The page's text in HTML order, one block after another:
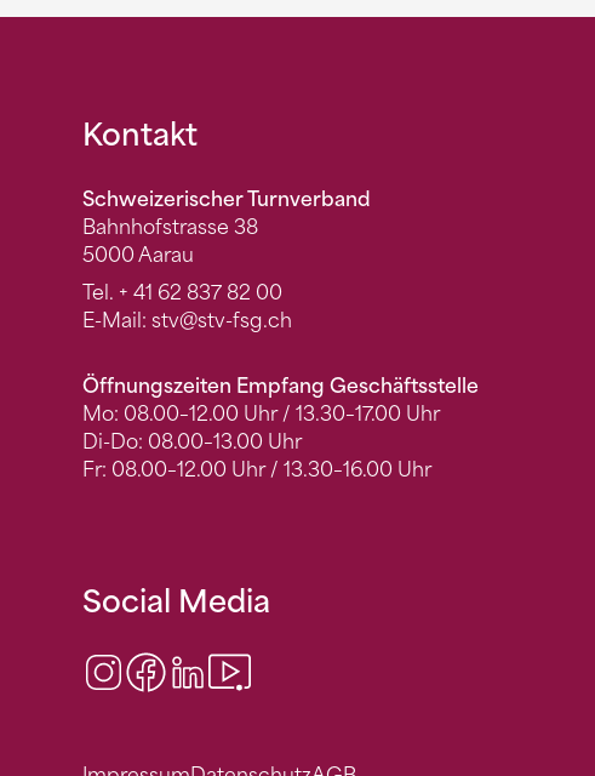
Fusszeile
Kontakt
Schweizerischer Turnverband
Bahnhofstrasse 38
5000 Aarau
Tel. + 41 62 837 82 00
E-Mail: stv@stv-fsg.ch
Öffnungszeiten Empfang Geschäftsstelle
Mo: 08.00–12.00 Uhr / 13.30–17.00 Uhr
Di-Do: 08.00–13.00 Uhr
Fr: 08.00–12.00 Uhr / 13.30–16.00 Uhr
Social Media
Instagram
Facebook
LinkedIn